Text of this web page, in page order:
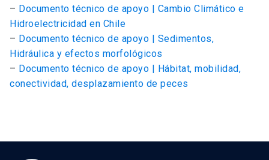
– Documento técnico de apoyo | Cambio Climático e
Hidroelectricidad en Chile
– Documento técnico de apoyo | Sedimentos,
Hidráulica y efectos morfológicos
– Documento técnico de apoyo | Hábitat, mobilidad,
conectividad, desplazamiento de peces